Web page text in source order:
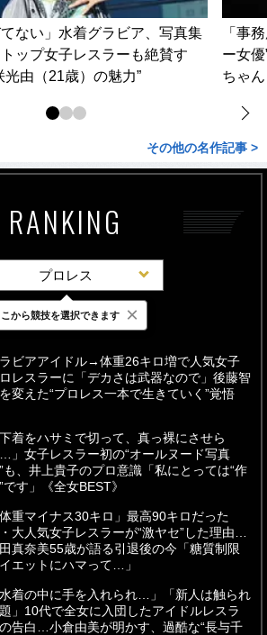
てない」水着グラビア、写真集
ップ女子レスラーも絶賛す
光由（21歳）の魅力”
「事
ー女
ちゃ
その他の名作記事 >
RANKING
プロレス
新 24時間 週間
ビアアイドル→体重26キロ増で人気女子
レスラーに「デカさは武器なので」後藤智
変えた“プロレス一本で生きていく”覚悟
下着をハサミで切って、真っ裸にさせら
」女子レスラー初の“オールヌード写真
も、井上貴子のプロ意識「私にとっては“作
です」《全女BEST》
体重マイナス30キロ」最高90キロだった
大人気女子レスラーが“激ヤセ”した理由…
真奈美55歳が語る引退後の今「糖質制限
エットにハマって…」
水着の中に手を入れられ…」「新人は触られ
」10代で全女に入団したアイドルレスラ
告白…小倉由美が明かす、過酷な“長与千
こから競技を選択できます ×